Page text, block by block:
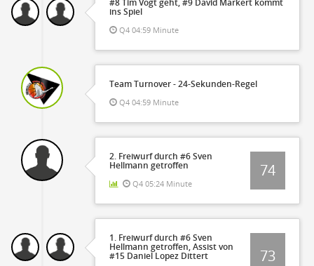
ins Spiel
Q4 04:59 Minute
Team Turnover - 24-Sekunden-Regel
Q4 04:59 Minute
2. Freiwurf durch #6 Sven
Hellmann getroffen
Q4 05:24 Minute
74
1. Freiwurf durch #6 Sven
Hellmann getroffen, Assist von
#15 Daniel Lopez Dittert 73